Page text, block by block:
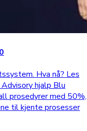
Hva nå? Les
hjalp Blu
prosedyrer med 50%,
til kjente prosesser